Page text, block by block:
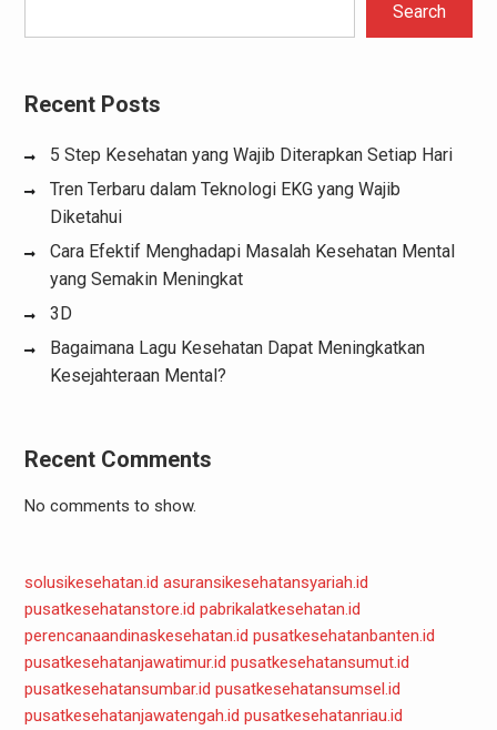
Search
Recent Posts
5 Step Kesehatan yang Wajib Diterapkan Setiap Hari
Tren Terbaru dalam Teknologi EKG yang Wajib
Diketahui
Cara Efektif Menghadapi Masalah Kesehatan Mental
yang Semakin Meningkat
3D
Bagaimana Lagu Kesehatan Dapat Meningkatkan
Kesejahteraan Mental?
Recent Comments
No comments to show.
solusikesehatan.id asuransikesehatansyariah.id
pusatkesehatanstore.id pabrikalatkesehatan.id
perencanaandinaskesehatan.id pusatkesehatanbanten.id
pusatkesehatanjawatimur.id pusatkesehatansumut.id
pusatkesehatansumbar.id pusatkesehatansumsel.id
pusatkesehatanjawatengah.id pusatkesehatanriau.id